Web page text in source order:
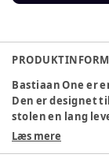
Bastiaan One er
Den er designet
stolen en lang
letter den
Læs mere